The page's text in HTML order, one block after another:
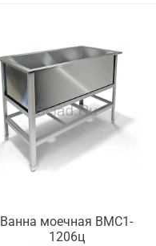
Ванна моечная ВМС1-
1206ц